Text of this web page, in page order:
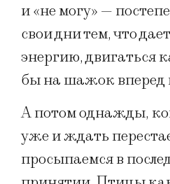
и «не могу» —
свои дни тем, что
энергию, двигаться
бы на шажок вперед
А потом однажды,
уже и ждать
просыпаемся в